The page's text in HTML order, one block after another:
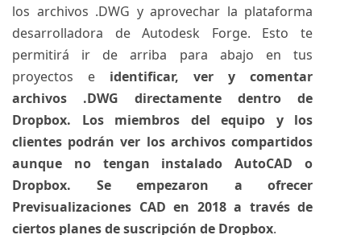
los archivos .DWG y aprovechar la plataforma
desarrolladora de Autodesk Forge. Esto te
permitirá ir de arriba para abajo en tus
proyectos e identificar, ver y comentar
archivos .DWG directamente dentro de
Dropbox. Los miembros del equipo y los
clientes podrán ver los archivos compartidos
aunque no tengan instalado AutoCAD o
Dropbox. Se empezaron a ofrecer
Previsualizaciones CAD en 2018 a través de
ciertos planes de suscripción de Dropbox.